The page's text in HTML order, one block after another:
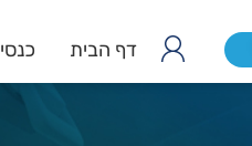
דף הבית